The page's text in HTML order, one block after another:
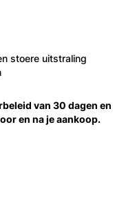
stoere uitstraling
van 30 dagen en
en na je aankoop.